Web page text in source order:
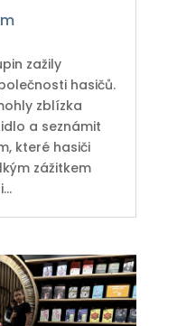
zažily
hasičů.
zblízka
a seznámit
které hasiči
zážitkem